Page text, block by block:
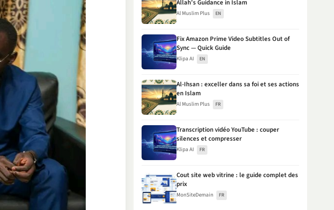
Allah’s Guidance in Islam
Al Muslim Plus EN
Fix Amazon Prime Video Subtitles Out of
Sync — Quick Guide
Klipa AI EN
Al-Ihsan : exceller dans sa foi et ses actions
en Islam
Al Muslim Plus FR
Transcription vidéo YouTube : couper
silences et compresser
Klipa AI FR
Cout site web vitrine : le guide complet des
prix
MonSiteDemain FR